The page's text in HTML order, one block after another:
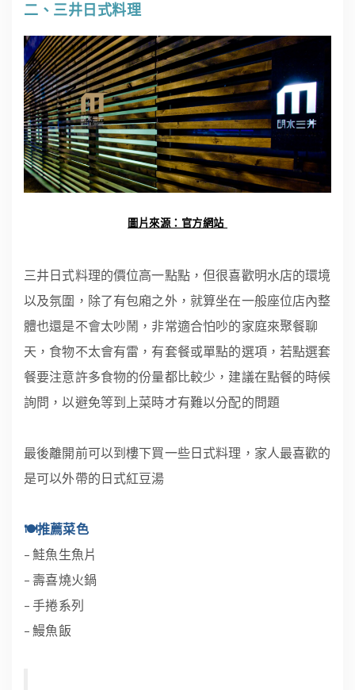
二、三井日式料理
圖片來源：官方網站
三井日式料理的價位高一點點，但很喜歡明水店的環境
以及氛圍，除了有包廂之外，就算坐在一般座位店內整
體也還是不會太吵鬧，非常適合怕吵的家庭來聚餐聊
天，食物不太會有雷，有套餐或單點的選項，若點選套
餐要注意許多食物的份量都比較少，建議在點餐的時候
詢問，以避免等到上菜時才有難以分配的問題
最後離開前可以到樓下買一些日式料理，家人最喜歡的
是可以外帶的日式紅豆湯
🍽推薦菜色
– 鮭魚生魚片
– 壽喜燒火鍋
– 手捲系列
– 鰻魚飯